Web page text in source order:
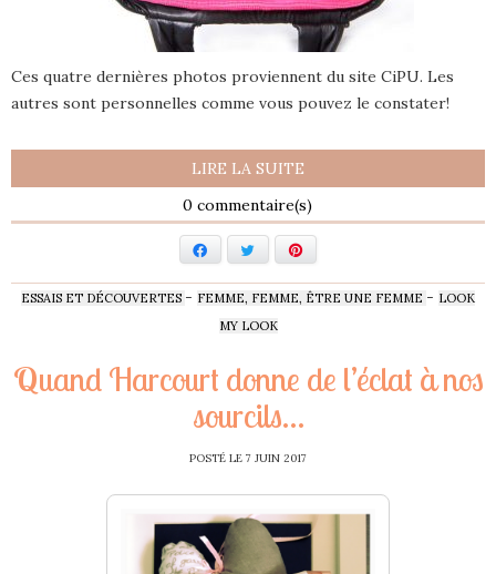
Ces quatre dernières photos proviennent du site CiPU. Les
autres sont personnelles comme vous pouvez le constater!
LIRE LA SUITE
0
FacebookTwitter
ESSAIS ET DÉCOUVERTES - FEMME, FEMME, ÊTRE UNE FEMME - LOOK
MY LOOK
Quand Harcourt donne de l’éclat à nos
sourcils…
POSTÉ LE 7 JUIN 2017